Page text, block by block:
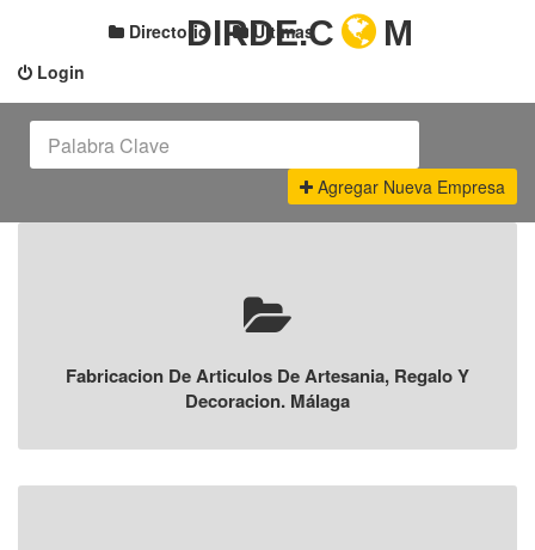
Login
Directorio Últimas
DIRDE.C M
Agregar Nueva Empresa
Fabricacion De Articulos De Artesania, Regalo Y
Decoracion. Málaga